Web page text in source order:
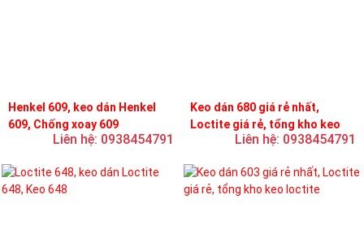
Henkel 609, keo dán Henkel
609, Chống xoay 609
Liên hệ: 0938454791
Keo dán 680 giá rẻ nhất,
Loctite giá rẻ, tổng kho keo
Liên hệ: 0938454791